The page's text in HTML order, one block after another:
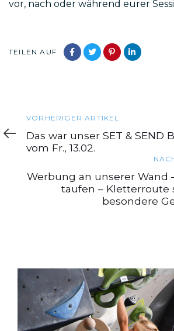
vor, nach oder während eurer
TEILEN AUF
Vorheriger
Artikel
VORHERIGER ARTIKEL
Das war unser SET & SEND
vom Fr., 13.02.
Artikel
Werbung an unserer Wand
taufen – Kletterroute
besondere